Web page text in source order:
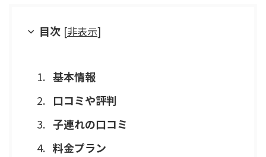
目次 [非表示]
基本情報
口コミや評判
子連れの口コミ
料金プラン